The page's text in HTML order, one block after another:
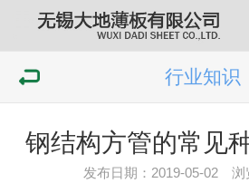
行业知识
钢结构方管的常见
发布日期：2019-05-02 浏